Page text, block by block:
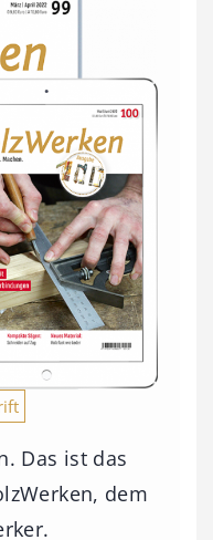
Das ist das
dem